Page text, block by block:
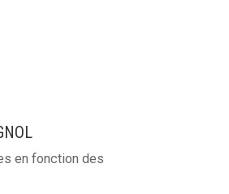
en fonction des